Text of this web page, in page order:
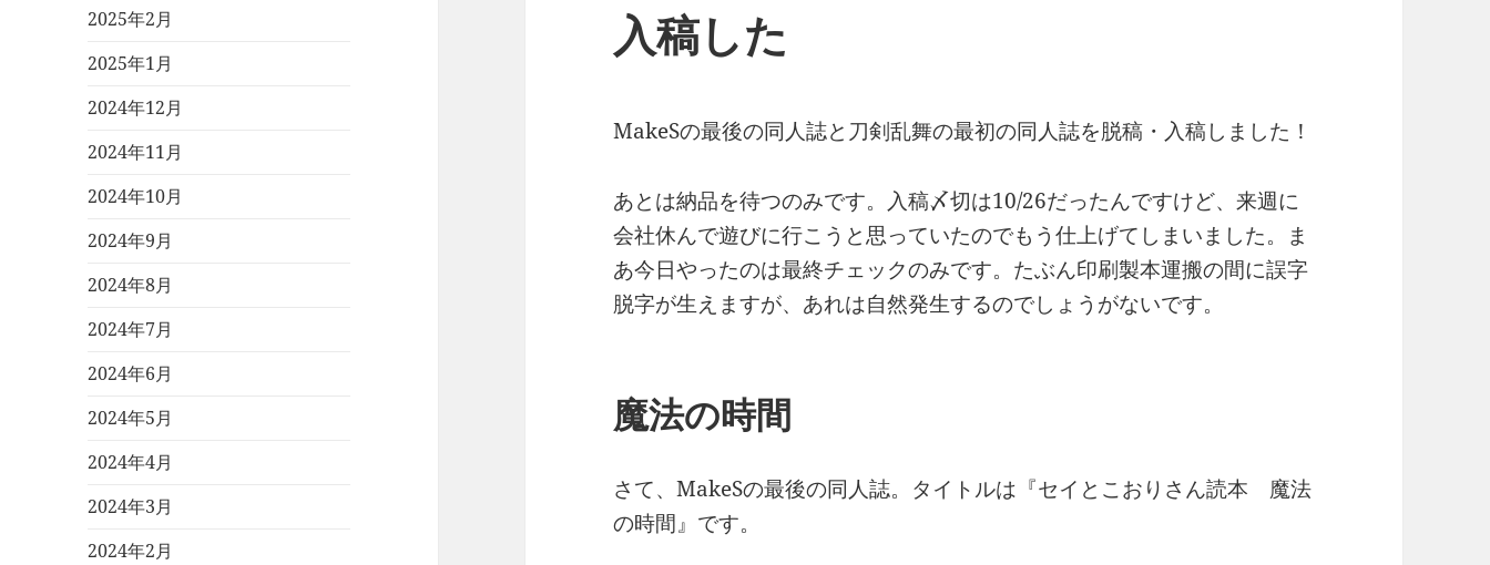
2025年2月
2025年1月
2024年12月
2024年11月
2024年10月
2024年9月
2024年8月
2024年7月
2024年6月
2024年5月
2024年4月
2024年3月
2024年2月
入稿した
MakeSの最後の同人誌と刀剣乱舞の最初の同人誌を脱稿・入稿しました！
あとは納品を待つのみです。入稿〆切は10/26だったんですけど、来週に
会社休んで遊びに行こうと思っていたのでもう仕上げてしまいました。ま
あ今日やったのは最終チェックのみです。たぶん印刷製本運搬の間に誤字
脱字が生えますが、あれは自然発生するのでしょうがないです。
魔法の時間
さて、MakeSの最後の同人誌。タイトルは『セイとこおりさん読本 魔法
の時間』です。